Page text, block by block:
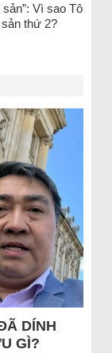
Vì sao Tô
thứ 2?
DÍNH
GÌ?